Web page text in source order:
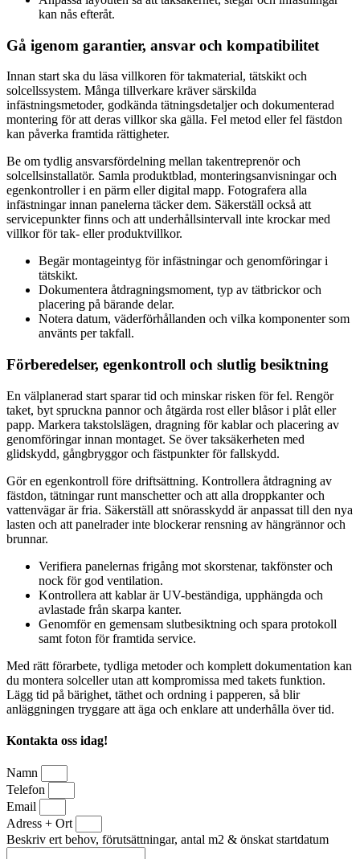
kan nås efteråt.
Gå igenom garantier, ansvar och kompatibilitet
Innan start ska du läsa villkoren för takmaterial, tätskikt och
solcellssystem. Många tillverkare kräver särskilda
infästningsmetoder, godkända tätningsdetaljer och dokumenterad
montering för att deras villkor ska gälla. Fel metod eller fel fästdon
kan påverka framtida rättigheter.
Be om tydlig ansvarsfördelning mellan takentreprenör och
solcellsinstallatör. Samla produktblad, monteringsanvisningar och
egenkontroller i en pärm eller digital mapp. Fotografera alla
infästningar innan panelerna täcker dem. Säkerställ också att
servicepunkter finns och att underhållsintervall inte krockar med
villkor för tak- eller produktvillkor.
Begär montageintyg för infästningar och genomföringar i
tätskikt.
Dokumentera åtdragningsmoment, typ av tätbrickor och
placering på bärande delar.
Notera datum, väderförhållanden och vilka komponenter som
använts per takfall.
Förberedelser, egenkontroll och slutlig besiktning
En välplanerad start sparar tid och minskar risken för fel. Rengör
taket, byt spruckna pannor och åtgärda rost eller blåsor i plåt eller
papp. Markera takstolslägen, dragning för kablar och placering av
genomföringar innan montaget. Se över taksäkerheten med
glidskydd, gångbryggor och fästpunkter för fallskydd.
Gör en egenkontroll före driftsättning. Kontrollera åtdragning av
fästdon, tätningar runt manschetter och att alla droppkanter och
vattenvägar är fria. Säkerställ att snörasskydd är anpassat till den nya
lasten och att panelrader inte blockerar rensning av hängrännor och
brunnar.
Verifiera panelernas frigång mot skorstenar, takfönster och
nock för god ventilation.
Kontrollera att kablar är UV-beständiga, upphängda och
avlastade från skarpa kanter.
Genomför en gemensam slutbesiktning och spara protokoll
samt foton för framtida service.
Med rätt förarbete, tydliga metoder och komplett dokumentation kan
du montera solceller utan att kompromissa med takets funktion.
Lägg tid på bärighet, täthet och ordning i papperen, så blir
anläggningen tryggare att äga och enklare att underhålla över tid.
Kontakta oss idag!
Namn
Telefon
Email
Adress + Ort
Beskriv ert behov, förutsättningar, antal m2 & önskat startdatum